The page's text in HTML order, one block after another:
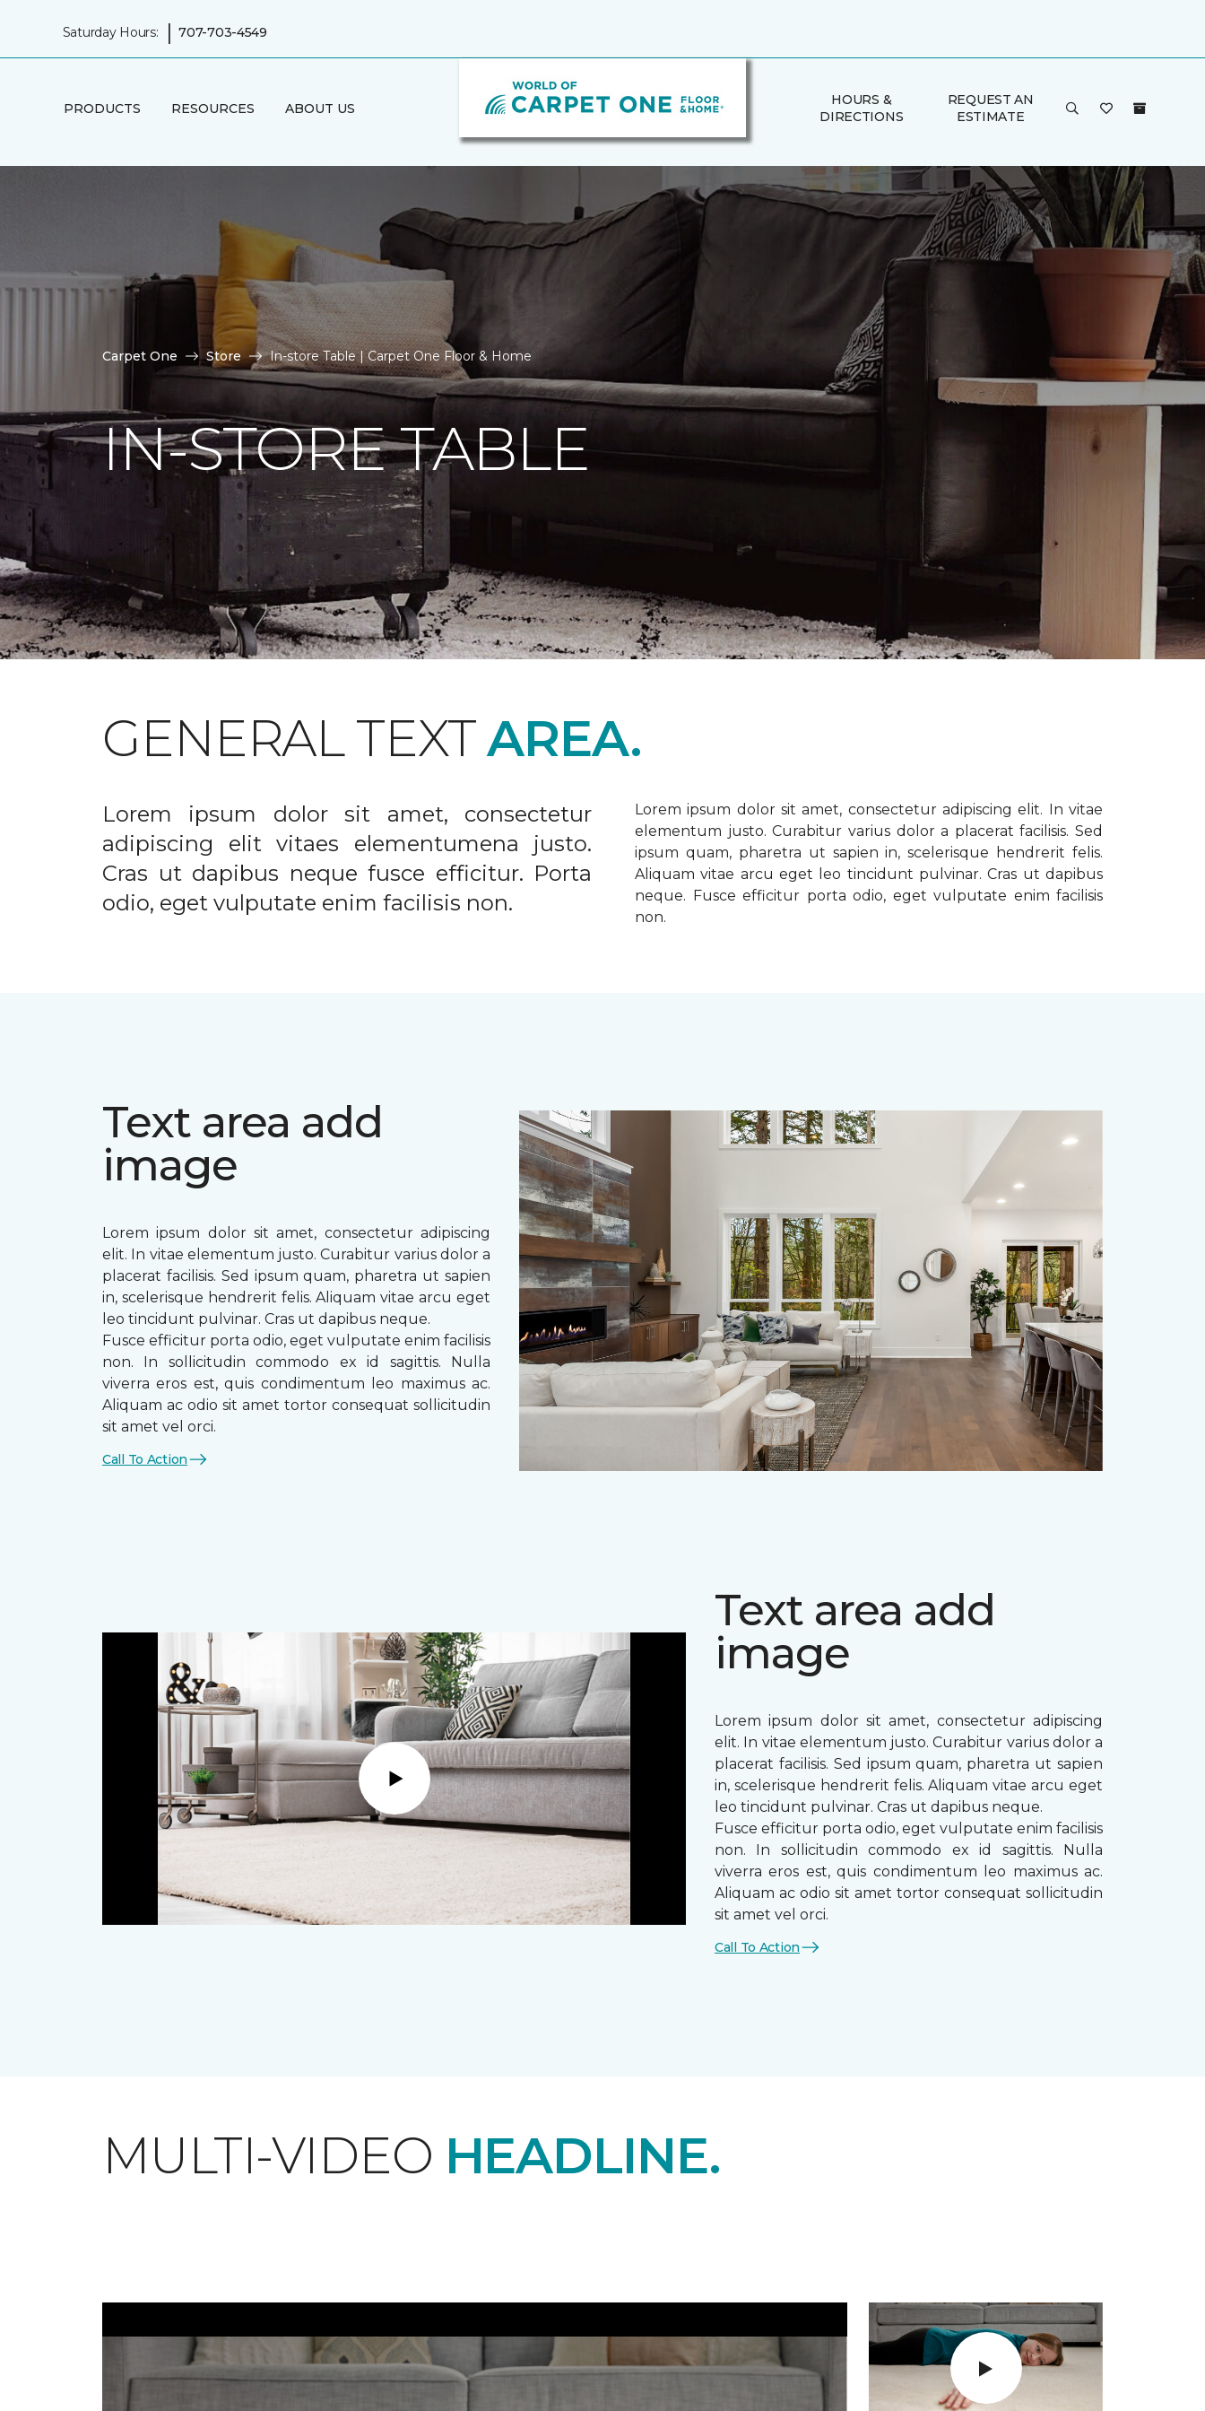
Saturday Hours: | 707-703-4549
PRODUCTS RESOURCES ABOUT US
HOURS &
DIRECTIONS
REQUEST AN
ESTIMATE
Carpet One Store In-store Table | Carpet One Floor & Home
IN-STORE TABLE
GENERAL TEXTAREA.
Lorem ipsum dolor sit amet, consectetur
adipiscing elit vitaes elementumena justo.
Cras ut dapibus neque fusce efficitur. Porta
odio, eget vulputate enim facilisis non.
Lorem ipsum dolor sit amet, consectetur adipiscing elit. In vitae
elementum justo. Curabitur varius dolor a placerat facilisis. Sed
ipsum quam, pharetra ut sapien in, scelerisque hendrerit felis.
Aliquam vitae arcu eget leo tincidunt pulvinar. Cras ut dapibus
neque. Fusce efficitur porta odio, eget vulputate enim facilisis
non.
Text area add
image
Lorem ipsum dolor sit amet, consectetur adipiscing
elit. In vitae elementum justo. Curabitur varius dolor a
placerat facilisis. Sed ipsum quam, pharetra ut sapien
in, scelerisque hendrerit felis. Aliquam vitae arcu eget
leo tincidunt pulvinar. Cras ut dapibus neque.
Fusce efficitur porta odio, eget vulputate enim facilisis
non. In sollicitudin commodo ex id sagittis. Nulla
viverra eros est, quis condimentum leo maximus ac.
Aliquam ac odio sit amet tortor consequat sollicitudin
sit amet vel orci.
Call To Action
Text area add
image
Lorem ipsum dolor sit amet, consectetur adipiscing
elit. In vitae elementum justo. Curabitur varius dolor a
placerat facilisis. Sed ipsum quam, pharetra ut sapien
in, scelerisque hendrerit felis. Aliquam vitae arcu eget
leo tincidunt pulvinar. Cras ut dapibus neque.
Fusce efficitur porta odio, eget vulputate enim facilisis
non. In sollicitudin commodo ex id sagittis. Nulla
viverra eros est, quis condimentum leo maximus ac.
Aliquam ac odio sit amet tortor consequat sollicitudin
sit amet vel orci.
Call To Action
Play
MULTI-VIDEO HEADLINE.